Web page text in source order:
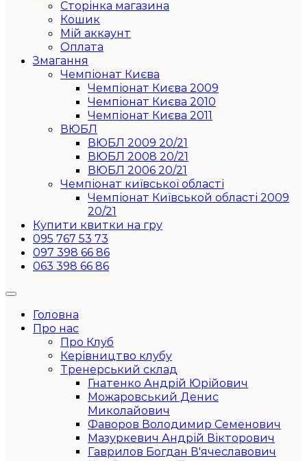
Сторінка магазина
Кошик
Мій аккаунт
Оплата
Змагання
Чемпіонат Києва
Чемпіонат Києва 2009
Чемпіонат Києва 2010
Чемпіонат Києва 2011
ВЮБЛ
ВЮБЛ 2009 20/21
ВЮБЛ 2008 20/21
ВЮБЛ 2006 20/21
Чемпіонат київської області
Чемпіонат Київськой області 2009
20/21
Купити квитки на гру
095 767 53 73
097 398 66 86
063 398 66 86
Головна
Про нас
Про Клуб
Керівництво клубу
Тренерський склад
Гнатенко Андрій Юрійович
Можаровський Денис
Миколайович
Фаворов Володимир Семенович
Мазуркевич Андрій Вікторович
Гаврилов Богдан В'ячеславович